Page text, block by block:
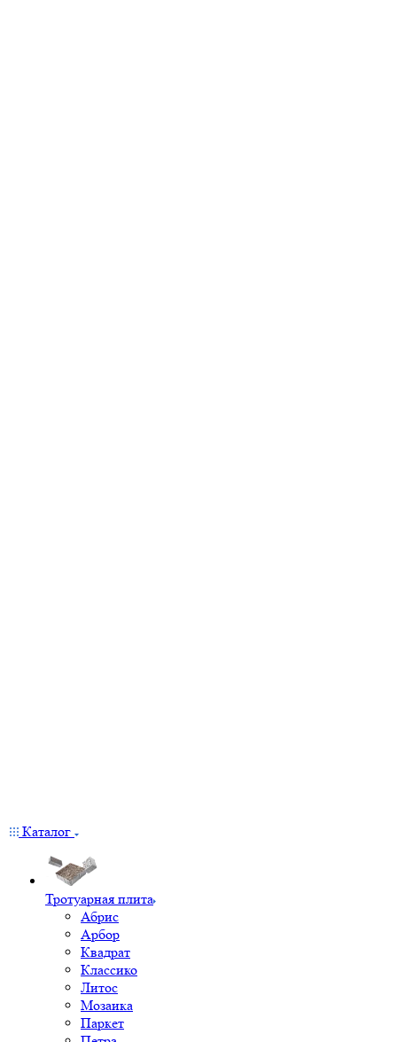
Каталог
Тротуарная плита
Абрис
Арбор
Квадрат
Классико
Литос
Мозаика
Паркет